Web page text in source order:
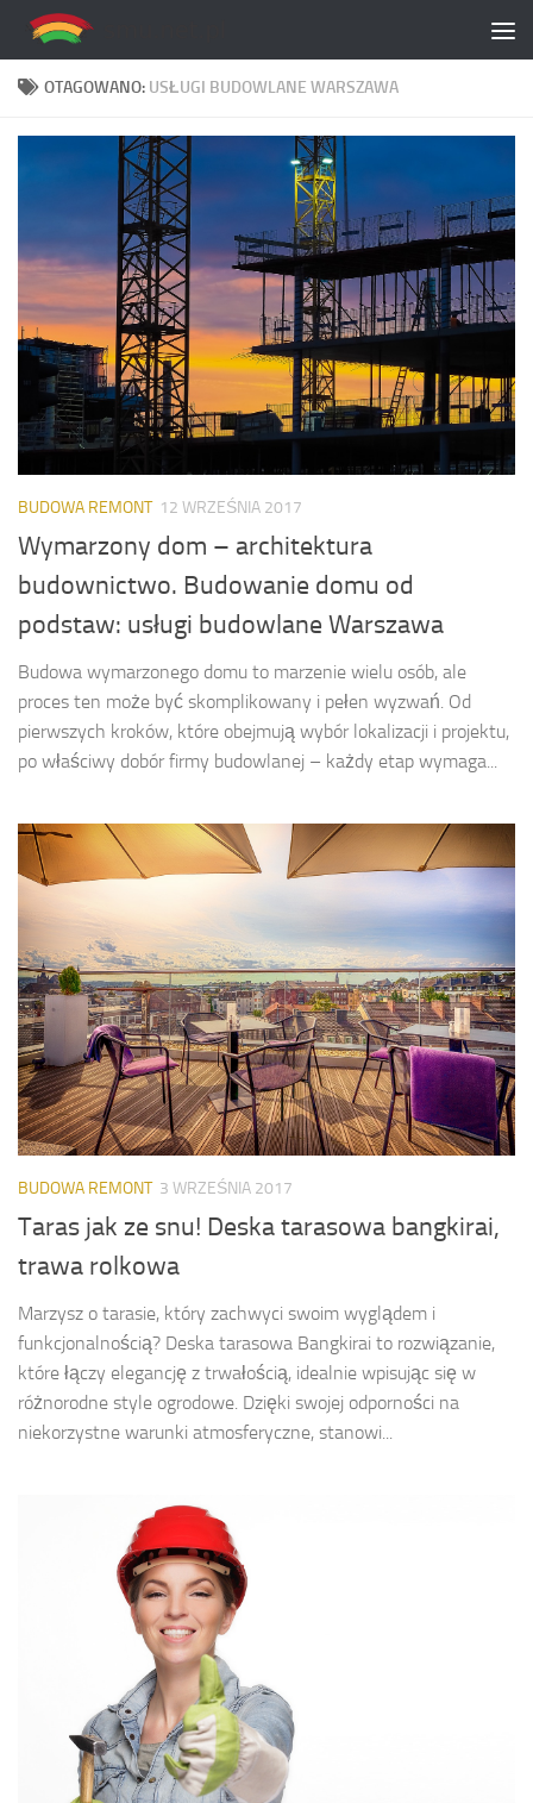
Skip to content
OTAGOWANO: USŁUGI BUDOWLANE WARSZAWA
BUDOWA REMONT 12 WRZEŚNIA 2017
Wymarzony dom – architektura
budownictwo. Budowanie domu od
podstaw: usługi budowlane Warszawa
Budowa wymarzonego domu to marzenie wielu osób, ale
proces ten może być skomplikowany i pełen wyzwań. Od
pierwszych kroków, które obejmują wybór lokalizacji i projektu,
po właściwy dobór firmy budowlanej – każdy etap wymaga...
BUDOWA REMONT 3 WRZEŚNIA 2017
Taras jak ze snu! Deska tarasowa bangkirai,
trawa rolkowa
Marzysz o tarasie, który zachwyci swoim wyglądem i
funkcjonalnością? Deska tarasowa Bangkirai to rozwiązanie,
które łączy elegancję z trwałością, idealnie wpisując się w
różnorodne style ogrodowe. Dzięki swojej odporności na
niekorzystne warunki atmosferyczne, stanowi...